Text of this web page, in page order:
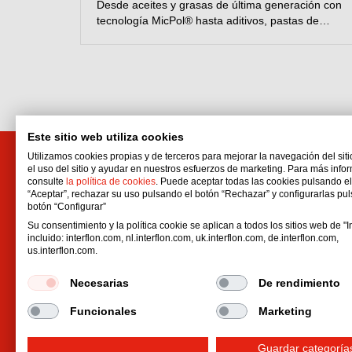
Desde aceites y grasas de última generación con
tecnología MicPol® hasta aditivos, pastas de
Interflon Ibérica, S.L.U.
Viladecans Business Park, C/
Tecnología,
17, Edificio Canada, 1ª planta
08840
Email:spain@interflon.com
Phone:
+34 93 652 51 91
Grasas
Aditivos
Este sitio web utiliza cookies
Utilizamos cookies propias y de terceros para mejorar la navegación del
el uso del sitio y ayudar en nuestros esfuerzos de marketing. Para más
consulte la política de cookies. Puede aceptar todas las cookies pulsando
“Aceptar”, rechazar su uso pulsando el botón “Rechazar” y configurarlas
botón “Configurar”
Su consentimiento y la política cookie se aplican a todos los sitios web de
incluido: interflon.com, nl.interflon.com, uk.interflon.com, de.interflon.com,
us.interflon.com.
Necesarias De rendimiento
Funcionales Marketing
Guardar